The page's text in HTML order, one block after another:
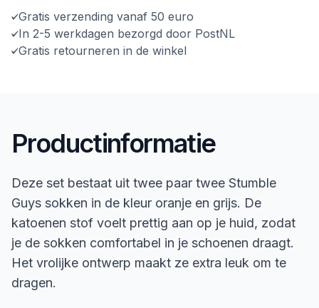
Gratis verzending vanaf 50 euro
In 2-5 werkdagen bezorgd door PostNL
Gratis retourneren in de winkel
Productinformatie
Deze set bestaat uit twee paar twee Stumble
Guys sokken in de kleur oranje en grijs. De
katoenen stof voelt prettig aan op je huid, zodat
je de sokken comfortabel in je schoenen draagt.
Het vrolijke ontwerp maakt ze extra leuk om te
dragen.